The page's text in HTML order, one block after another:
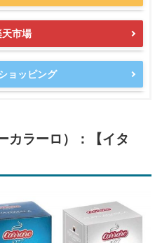
天市場
ョッピング
ラーロ）：【イタ